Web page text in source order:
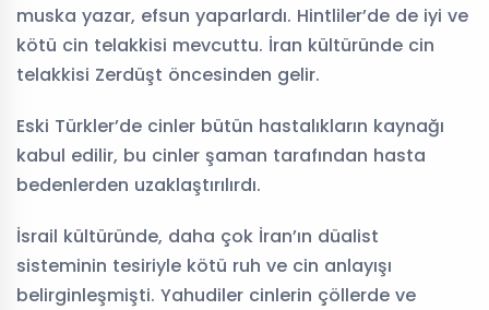
muska yazar, efsun yaparlardı. Hintliler’de de iyi ve
kötü cin telakkisi mevcuttu. İran kültüründe cin
telakkisi Zerdüşt öncesinden gelir.
Eski Türkler’de cinler bütün hastalıkların kaynağı
kabul edilir, bu cinler şaman tarafından hasta
bedenlerden uzaklaştırılırdı.
İsrail kültüründe, daha çok İran’ın düalist
sisteminin tesiriyle kötü ruh ve cin anlayışı
belirginleşmişti. Yahudiler cinlerin çöllerde ve